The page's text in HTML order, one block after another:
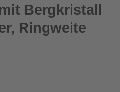
Bergkristall
Ringweite